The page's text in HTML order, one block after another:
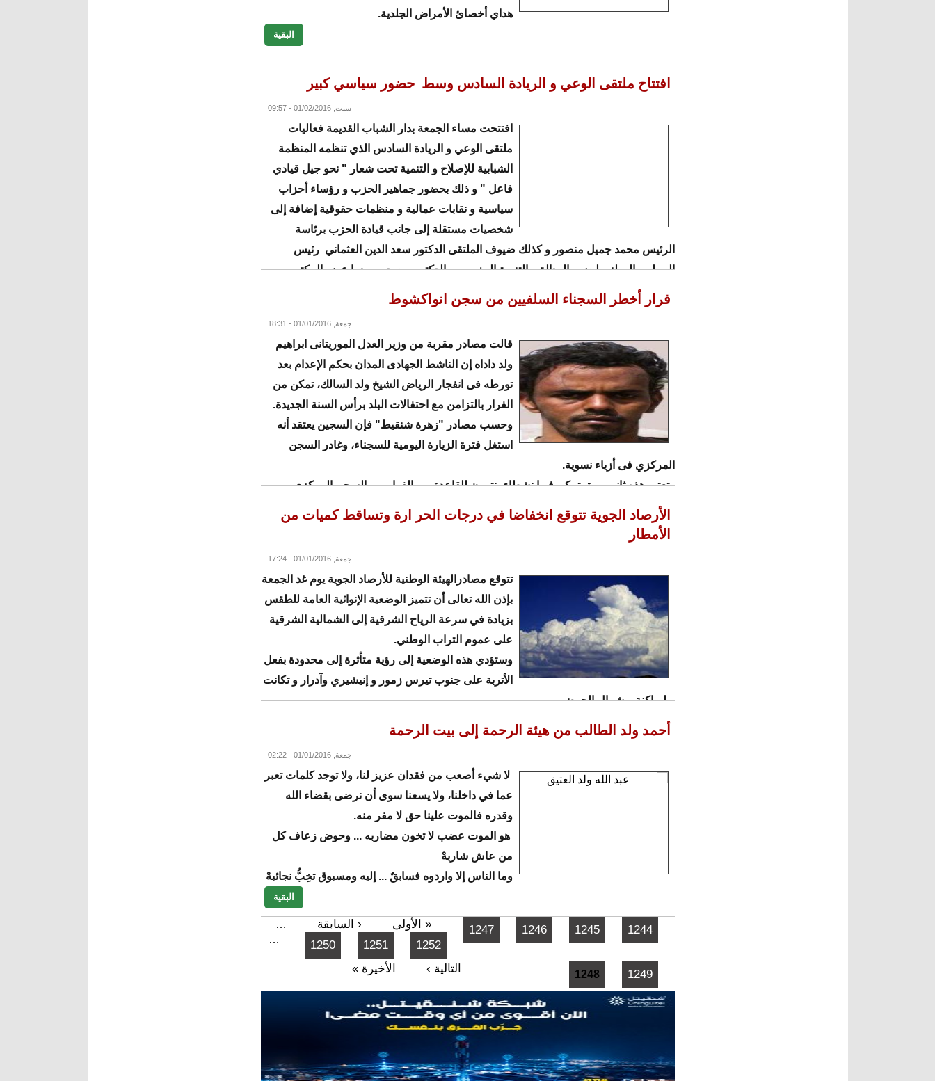
هداي أخصائ الأمراض الجلدية.
البقية
افتتاح ملتقى الوعي و الريادة السادس وسط حضور سياسي كبير
سبت, 01/02/2016 - 09:57
افتتحت مساء الجمعة بدار الشباب القديمة فعاليات
ملتقى الوعي و الريادة السادس الذي تنظمه المنظمة
الشبابية للإصلاح و التنمية تحت شعار " نحو جيل قيادي
فاعل " و ذلك بحضور جماهير الحزب و رؤساء أحزاب
سياسية و نقابات عمالية و منظمات حقوقية إضافة إلى
شخصيات مستقلة إلى جانب قيادة الحزب برئاسة
الرئيس محمد جميل منصور و كذلك ضيوف الملتقى الدكتور سعد الدين العثماني رئيس
المجلس الوطني لحزب العدالة و التنمية المغربي و الدكتور محمد سعيد با عضو المكتب
التنفيذي لحر
فرار أخطر السجناء السلفيين من سجن انواكشوط
جمعة, 01/01/2016 - 18:31
قالت مصادر مقربة من وزير العدل الموريتانى ابراهيم
ولد داداه إن الناشط الجهادى المدان بحكم الإعدام بعد
تورطه فى انفجار الرياض الشيخ ولد السالك، تمكن من
الفرار بالتزامن مع احتفالات البلد برأس السنة الجديدة.
وحسب مصادر "زهرة شنقيط" فإن السجين يعتقد أنه
استغل فترة الزيارة اليومية للسجناء، وغادر السجن
المركزي فى أزياء نسوية.
وتعتبر هذه ثانى مرة يتمكن فيها نشطاء ينتمون للقاعدة من الفرار من السجن المركزي
بنواكشوط.
البقية
الأرصاد الجوية تتوقع انخفاضا في درجات الحر ارة وتساقط كميات من
الأمطار
جمعة, 01/01/2016 - 17:24
تتوقع مصادرالهيئة الوطنية للأرصاد الجوية يوم غد الجمعة
بإذن الله تعالى أن تتميز الوضعية الإنوائية العامة للطقس
بزيادة في سرعة الرياح الشرقية إلى الشمالية الشرقية
على عموم التراب الوطني.
وستؤدي هذه الوضعية إلى رؤية متأثرة إلى محدودة بفعل
الأتربة على جنوب تيرس زمور و إنيشيري وآدرار و تكانت
و لبراكنة و شمال الحوضين.
أحمد ولد الطالب من هيئة الرحمة إلى بيت الرحمة
جمعة, 01/01/2016 - 02:22
لا شيء أصعب من فقدان عزيز لنا، ولا توجد كلمات تعبر
عما في داخلنا، ولا يسعنا سوى أن نرضى بقضاء الله
وقدره فالموت علينا حق لا مفر منه.
هو الموت عضب لا تخون مضاربه ... وحوض زعاف كل
من عاش شاربهْ
وما الناس إلا واردوه فسابقٌ ... إليه ومسبوق تخِبُّ نجائبهْ
البقية
الصفحات « الأولى ‹ السابقة … 1244
1245
1246
1247
1248 1249
1250 1251 1252
…
التالية › الأخيرة »